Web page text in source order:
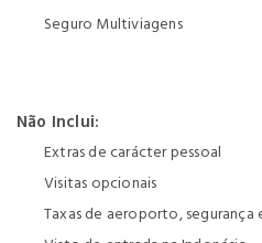
Seguro Multiviagens
Não Inclui:
Extras de carácter pessoal
Visitas opcionais
Taxas de aeroporto, segurança